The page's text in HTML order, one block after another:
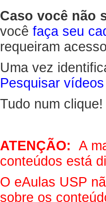
Caso você não
você faça seu
requeiram
Uma vez
Pesquisar vídeos
Tudo num clique!
ATENÇÃO: A
conteúdos está
O eAulas USP
sobre os